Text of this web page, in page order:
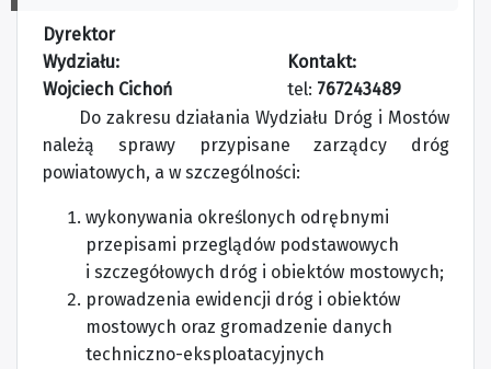
Dyrektor
Wydziału:
Wojciech Cichoń
Kontakt:
tel: 767243489
Do zakresu działania Wydziału Dróg i Mostów
należą sprawy przypisane zarządcy dróg
powiatowych, a w szczególności:
wykonywania określonych odrębnymi
przepisami przeglądów podstawowych
i szczegółowych dróg i obiektów mostowych;
prowadzenia ewidencji dróg i obiektów
mostowych oraz gromadzenie danych
techniczno-eksploatacyjnych